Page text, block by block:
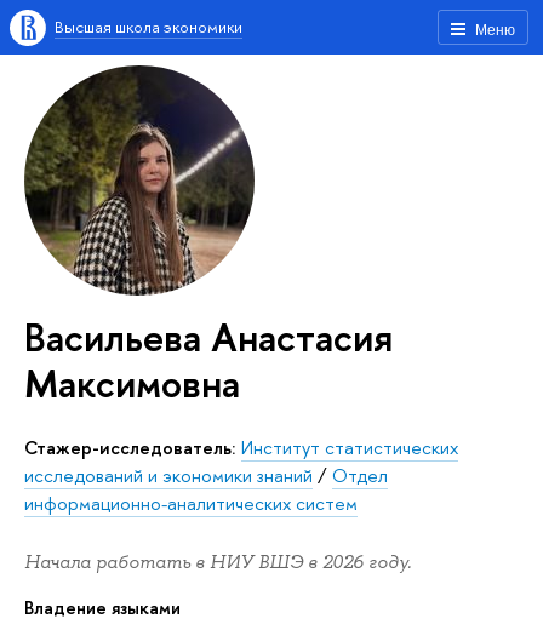
Меню
Высшая школа экономики
Васильева Анастасия
Максимовна
Стажер-исследователь: Институт статистических
исследований и экономики знаний /Отдел
информационно-аналитических систем
Начала работать в НИУ ВШЭ в 2026 году.
Владение языками